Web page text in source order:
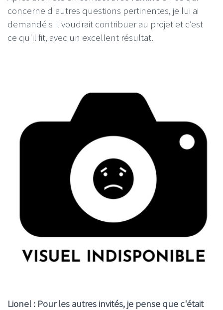
concerne d'autres questions pertinentes, je lui ai
demandé s'il voudrait contribuer au projet et c’est
ce qu'il fit, avec un excellent résultat.
Lionel : Pour les autres invités, je pense que c'était